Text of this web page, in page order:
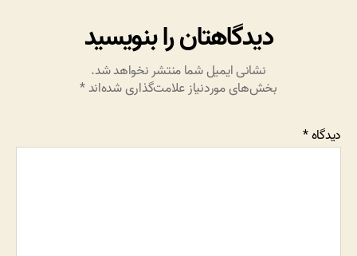
دیدگاهتان را بنویسید
نشانی ایمیل شما منتشر نخواهد شد.
بخش‌های موردنیاز علامت‌گذاری شده‌اند*
دیدگاه*